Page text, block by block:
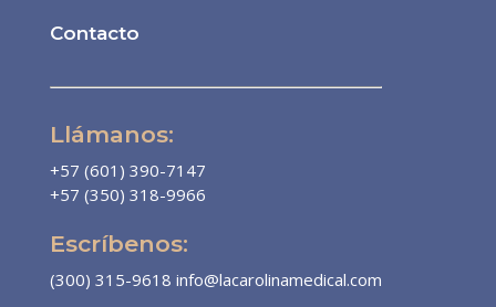
Contacto
Llámanos:
+57 (601) 390-7147
+57 (350) 318-9966
Escríbenos:
(300) 315-9618 info@lacarolinamedical.com